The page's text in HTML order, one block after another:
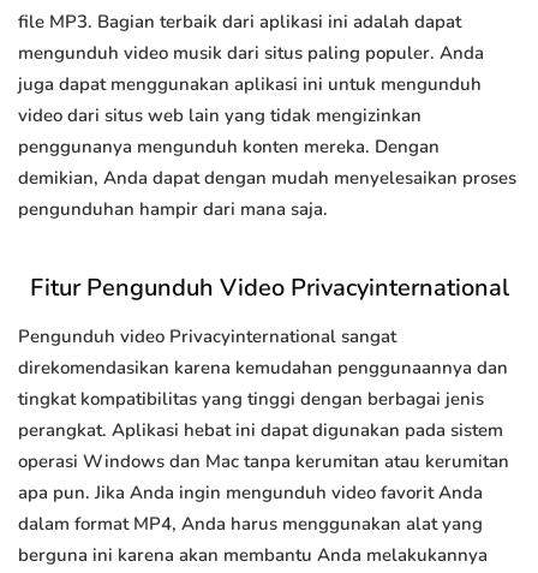
file MP3. Bagian terbaik dari aplikasi ini adalah dapat
mengunduh video musik dari situs paling populer. Anda
juga dapat menggunakan aplikasi ini untuk mengunduh
video dari situs web lain yang tidak mengizinkan
penggunanya mengunduh konten mereka. Dengan
demikian, Anda dapat dengan mudah menyelesaikan proses
pengunduhan hampir dari mana saja.
Fitur Pengunduh Video Privacyinternational
Pengunduh video Privacyinternational sangat
direkomendasikan karena kemudahan penggunaannya dan
tingkat kompatibilitas yang tinggi dengan berbagai jenis
perangkat. Aplikasi hebat ini dapat digunakan pada sistem
operasi Windows dan Mac tanpa kerumitan atau kerumitan
apa pun. Jika Anda ingin mengunduh video favorit Anda
dalam format MP4, Anda harus menggunakan alat yang
berguna ini karena akan membantu Anda melakukannya